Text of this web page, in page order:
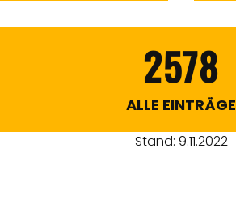
2578
ALLE EINTRÄGE
Stand: 9.11.2022